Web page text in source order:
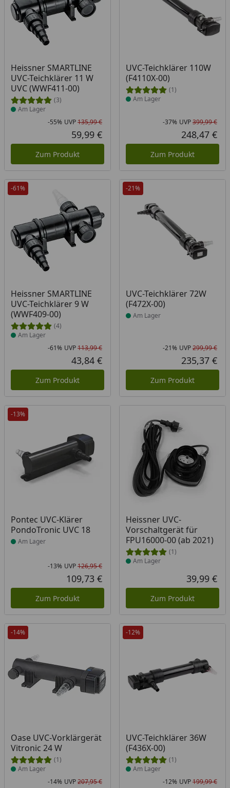
Heissner SMARTLINE
UVC-Teichklärer 11 W
UVC (WWF411-00)
(3)
Produkt am Lager
Am Lager
Rabatt in Prozent
-55%
Ursprünglicher Preis
UVP135,99 €
Aktueller Preis
59,99 €
Zum Produkt
UVC-Teichklärer 110W
(F4110X-00)
(1)
Produkt am Lager
Am Lager
-37% UVP399,99 €
248,47 €
Zum Produkt
-61%
Heissner SMARTLINE
UVC-Teichklärer 9 W
(WWF409-00)
(4)
Produkt am Lager
Am Lager
Rabatt in Prozent
-61%
Ursprünglicher Preis
UVP113,99 €
Aktueller Preis
43,84 €
Zum Produkt
-21%
UVC-Teichklärer 72W
(F472X-00)
Produkt am Lager
Am Lager
-21% UVP299,99 €
235,37 €
Zum Produkt
-13%
Pontec UVC-Klärer
PondoTronic UVC 18
Produkt am Lager
Am Lager
Rabatt in Prozent
-13%
Ursprünglicher Preis
UVP126,95 €
Aktueller Preis
109,73 €
Zum Produkt
Heissner UVC-
Vorschaltgerät für
FPU16000-00 (ab 2021)
(1)
Produkt am Lager
Am Lager
39,99 €
Zum Produkt
-14%
Oase UVC-Vorklärgerät
Vitronic 24 W
(1)
Produkt am Lager
Am Lager
-14% UVP207,95 €
-12%
UVC-Teichklärer 36W
(F436X-00)
(1)
Produkt am Lager
Am Lager
-12% UVP199,99 €